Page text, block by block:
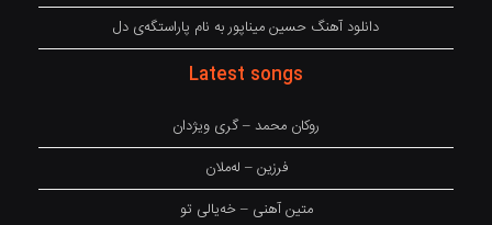
دانلود آهنگ حسین میناپور به نام پاراستگەی دل
Latest songs
روکان محمد – گری ویژدان
فرزین – لەملان
متین آهنی – خەیالی تو